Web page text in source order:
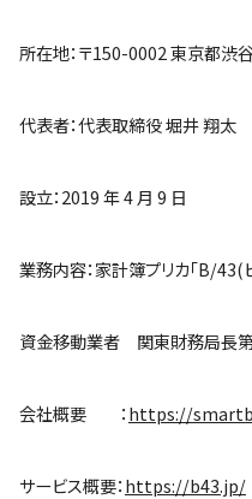
所在地：〒150-0002 東京都渋
代表者：代表取締役 堀井 翔太
設立：2019 年 4 月 9 日
業務内容：家計簿プリカ「B/43(
資金移動業者 関東財務局長
会社概要 ： https://
サービス概要： https://b43.jp/